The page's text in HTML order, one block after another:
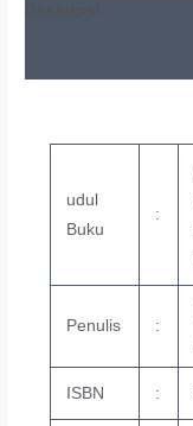
Deskripsi
udul
Buku
:
Penulis :
ISBN :